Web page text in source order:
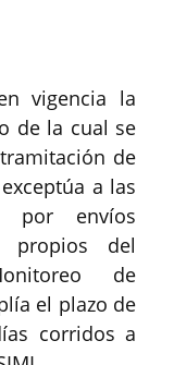
vigencia la
de la cual se
de
a las
por envíos
propios del
de
el plazo de
corridos a